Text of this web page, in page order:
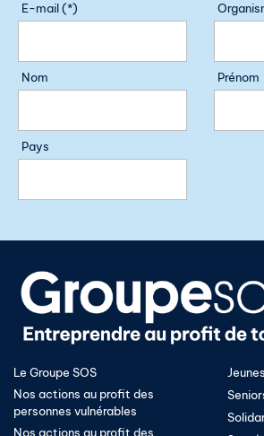
E-mail (*)
Nom Prénom
Pays
Le Groupe SOS
Nos actions au profit des
personnes vulnérables
Nos actions au profit des